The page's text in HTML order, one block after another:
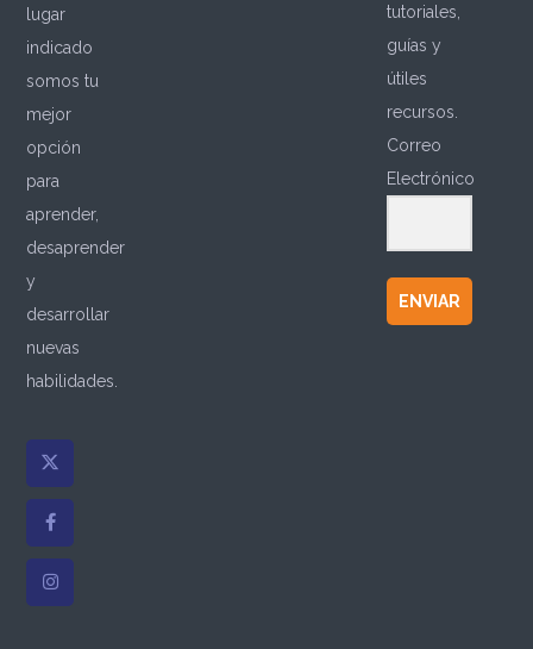
lugar
indicado
somos tu
mejor
opción
para
aprender,
desaprender
y
desarrollar
nuevas
habilidades.
tutoriales,
guías y
útiles
recursos.
Correo
Electrónico
ENVIAR